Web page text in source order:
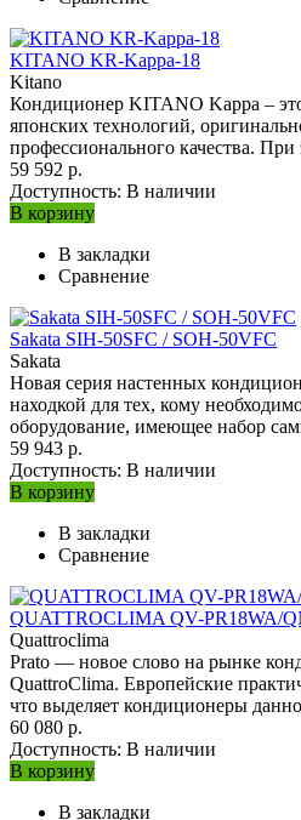
KITANO KR-Kappa-18
Kitano
Кондиционер KITANO Kappa –
японских технологий,
профессионального качества.
59 592 р.
Доступность: В наличии
В корзину
В закладки
Сравнение
Sakata SIH-50SFC / SOH-50VFC
Sakata
Новая серия настенных
находкой для тех, кому
оборудование, имеющее набор
59 943 р.
Доступность: В наличии
В корзину
В закладки
Сравнение
QUATTROCLIMA QV-PR18WA/
Quattroclima
Prato — новое слово на рынке
QuattroClima. Европейские
что выделяет кондиционеры
60 080 р.
Доступность: В наличии
В корзину
В закладки